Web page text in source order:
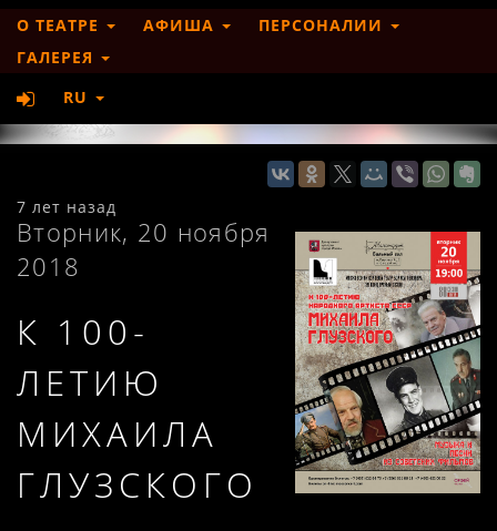
О ТЕАТРЕ АФИША
ПЕРСОНАЛИИ
ГАЛЕРЕЯ
RU
7 лет назад
Вторник, 20 ноября
2018
К 100-
ЛЕТИЮ
МИХАИЛА
ГЛУЗСКОГО